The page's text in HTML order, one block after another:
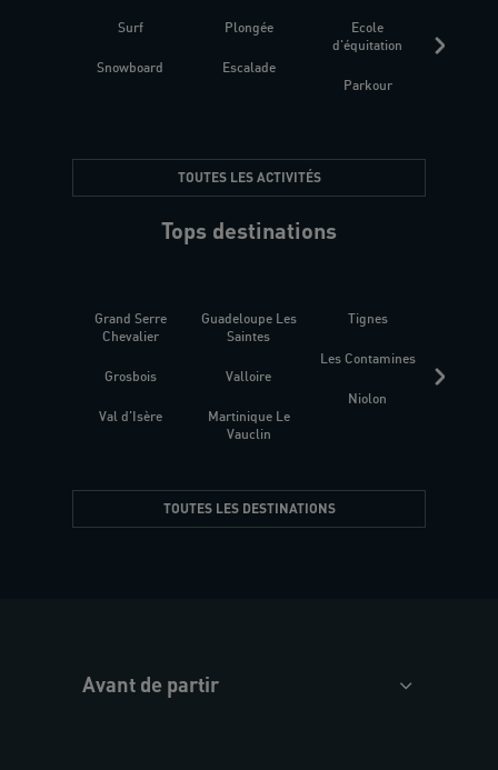
Surf
Snowboard
Plongée
Escalade
Ecole
d'équitation
Parkour
TOUTES LES ACTIVITÉS
Tops destinations
Grand Serre
Chevalier
Grosbois
Val d'Isère
Guadeloupe Les
Saintes
Valloire
Martinique Le
Vauclin
Tignes
Les Contamines
Niolon
TOUTES LES DESTINATIONS
Avant de partir